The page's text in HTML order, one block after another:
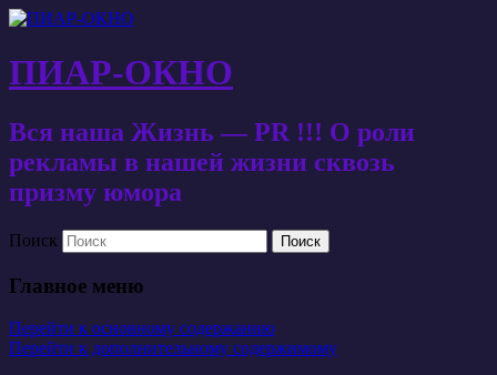
ПИАР-ОКНО
Вся наша Жизнь — PR !!! О роли
рекламы в нашей жизни сквозь
призму юмора
Поиск
Главное меню
Перейти к основному содержанию
Перейти к дополнительному содержимому